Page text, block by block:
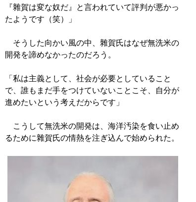
『雜賀は変な奴だ』と言われていて評判が悪かっ
たようです（笑）」
そうした向かい風の中、雜賀氏はなぜ無洗米の
開発を諦めなかったのだろう。
「私は主義として、社会が必要としていること
で、誰もまだ手をつけていないことこそ、自分が
進めたいという考えだからです」
こうして無洗米の開発は、海洋汚染を食い止め
るために雜賀氏の情熱を注ぎ込んで始められた。